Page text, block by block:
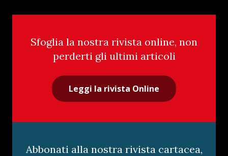
Sfoglia la nostra rivista online, non
perderti gli ultimi articoli
Leggi la rivista Online
Abbonati alla nostra rivista cartacea,